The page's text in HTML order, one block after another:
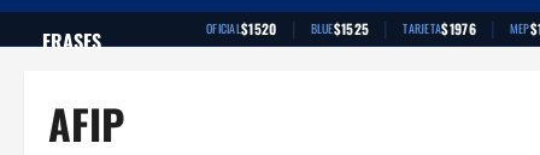
FRASES OFICIAL$1520 | BLUE$1525 | TARJETA$1976 | MEP
AFIP